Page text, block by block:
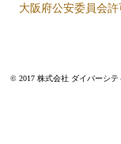
大阪府公安委員会
© 2017 株式会社 ダイバーシテ